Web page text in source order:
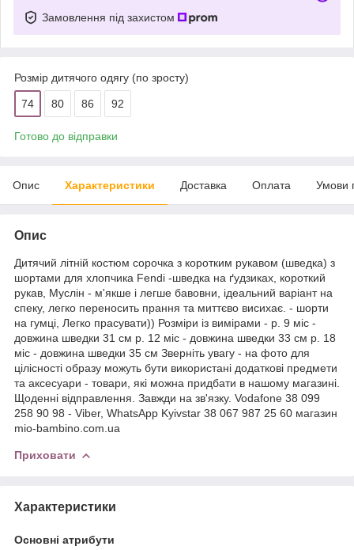
Замовлення під захистом
Розмір дитячого одягу (по зросту)
74 80 86 92
Готово до відправки
Опис Характеристики Доставка Оплата Умови
Опис
Дитячий літній костюм сорочка з коротким рукавом (шведка) з
шортами для хлопчика Fendi -шведка на ґудзиках, короткий
рукав, Муслін - м'якше і легше бавовни, ідеальний варіант на
спеку, легко переносить прання та миттєво висихає. - шорти
на гумці, Легко прасувати)) Розміри із вимірами - р. 9 міс -
довжина шведки 31 см р. 12 міс - довжина шведки 33 см р. 18
міс - довжина шведки 35 см Зверніть увагу - на фото для
цілісності образу можуть бути використані додаткові предмети
та аксесуари - товари, які можна придбати в нашому магазині.
Щоденні відправлення. Завжди на зв'язку. Vodafone 38 099
258 90 98 - Viber, WhatsApp Kyivstar 38 067 987 25 60 магазин
mio-bambino.com.ua
Приховати
Характеристики
Основні атрибути